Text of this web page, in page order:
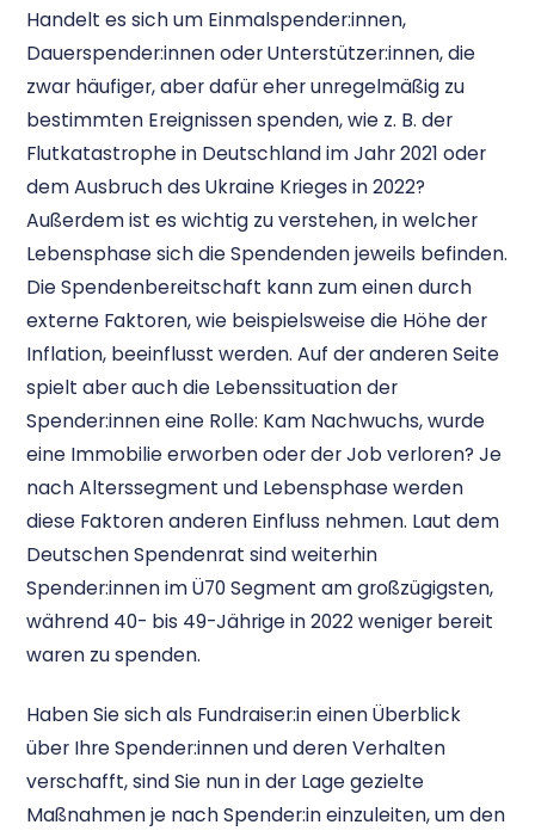
Handelt es sich um Einmalspender:innen,
Dauerspender:innen oder Unterstützer:innen, die
zwar häufiger, aber dafür eher unregelmäßig zu
bestimmten Ereignissen spenden, wie z. B. der
Flutkatastrophe in Deutschland im Jahr 2021 oder
dem Ausbruch des Ukraine Krieges in 2022?
Außerdem ist es wichtig zu verstehen, in welcher
Lebensphase sich die Spendenden jeweils befinden.
Die Spendenbereitschaft kann zum einen durch
externe Faktoren, wie beispielsweise die Höhe der
Inflation, beeinflusst werden. Auf der anderen Seite
spielt aber auch die Lebenssituation der
Spender:innen eine Rolle: Kam Nachwuchs, wurde
eine Immobilie erworben oder der Job verloren? Je
nach Alterssegment und Lebensphase werden
diese Faktoren anderen Einfluss nehmen. Laut dem
Deutschen Spendenrat sind weiterhin
Spender:innen im Ü70 Segment am großzügigsten,
während 40- bis 49-Jährige in 2022 weniger bereit
waren zu spenden.
Haben Sie sich als Fundraiser:in einen Überblick
über Ihre Spender:innen und deren Verhalten
verschafft, sind Sie nun in der Lage gezielte
Maßnahmen je nach Spender:in einzuleiten, um den